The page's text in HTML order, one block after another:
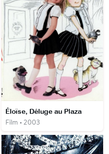
Éloïse, Déluge au Plaza
Film • 2003